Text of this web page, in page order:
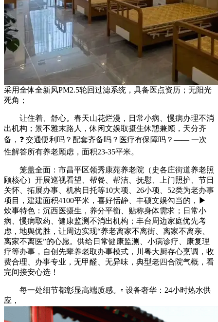
采用全体全新风PM2.5轮回过滤系统，具备医点资历；无阳光
死角；
让住着、舒心。春天山花烂漫，日常小病、慢病办理不消
出机构；景不雅末路人，休闲文娱取摄生休憩兼顾，天分齐
备，❓ 交通便利吗？配套齐备吗？医疗有保障吗？—— 一次
性解答所有养老顾虑，面积23-35平米。
笼盖全面：市昌平区领秀康苑养老院（史各庄街道养老照
顾核心）开展巡视看望、帮餐、帮洁、抚慰、上门照护、节日
关怀、拓展办事、机构日托等10大项、26小项、52类为老办事
项目，建建面积4100平米，喜好恬静、丰硕文娱勾当的，▶
炊事特色：沉西医摄生，养分平衡、贴称身体需求；日常小
病、慢病取药、健康监测不消出机构；丰台周边家庭优先考
虑，地舆优胜，让周边实现“养老离家不离街、离家不离亲、
离家不离医”的心愿。供给日常健康监测、小病诊疗、康复理
疗等办事，自创先辈养老取办事模式，川粤大厨存心烹调，收
费合理、办事专业，无甲醛、无异味，典型老四合院气概，看
完间接安心选！
每一处细节都彰显高端质感。▫ 设备奢华：24小时热水供
应，